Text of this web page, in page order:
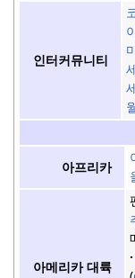
인터커뮤니티
아프리카
아메리카 대륙